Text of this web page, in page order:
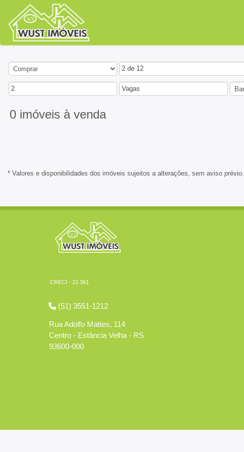
2 de 12
2 Vagas
0 imóveis à venda
* Valores e disponibilidades dos imóveis sujeitos a alterações, sem aviso prévio.
CRECI - 22.361
(51) 3551-1212
Rua Adolfo Mattes, 114
Centro - Estância Velha - RS
93600-000